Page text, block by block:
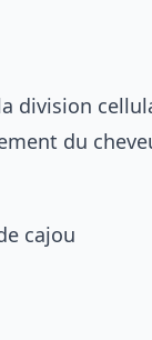
division
du
cajou